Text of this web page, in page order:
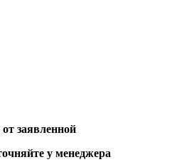
заявленной
у менеджера